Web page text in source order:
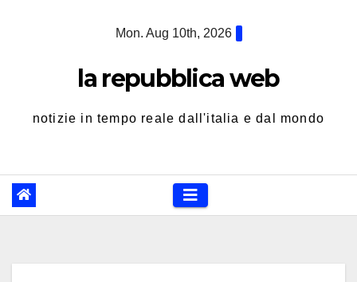
Mon. Aug 10th, 2026
la repubblica web
notizie in tempo reale dall'italia e dal mondo